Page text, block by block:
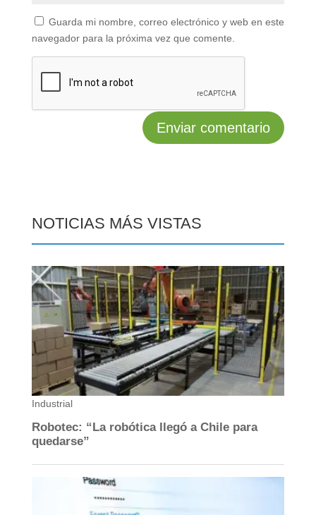
Guarda mi nombre, correo electrónico y web en este
navegador para la próxima vez que comente.
NOTICIAS MÁS VISTAS